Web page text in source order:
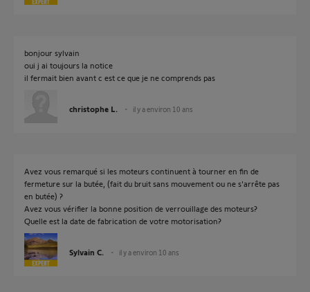
bonjour sylvain
oui j ai toujours la notice
il fermait bien avant c est ce que je ne comprends pas
christophe L. il y a environ 10 ans
Avez vous remarqué si les moteurs continuent à tourner en fin de
fermeture sur la butée, (fait du bruit sans mouvement ou ne s'arrête pas
en butée) ?
Avez vous vérifier la bonne position de verrouillage des moteurs?
Quelle est la date de fabrication de votre motorisation?
Sylvain C. il y a environ 10 ans